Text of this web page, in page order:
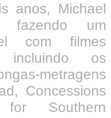
anos, Michael
fazendo um
com filmes
incluindo os
metragens
Concessions
Southern